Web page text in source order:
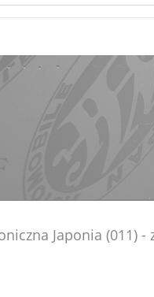
Japonia (011) -